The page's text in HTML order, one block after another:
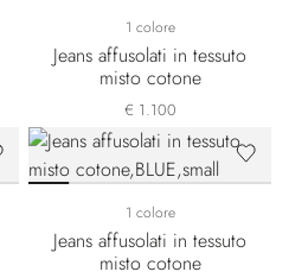
1 colore
Jeans affusolati in tessuto
misto cotone
€ 1.100
1 colore
Jeans affusolati in tessuto
misto cotone